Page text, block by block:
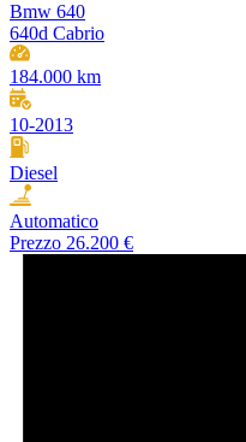
Bmw 640
640d Cabrio
184.000 km
10-2013
Diesel
Automatico
Prezzo 26.200 €